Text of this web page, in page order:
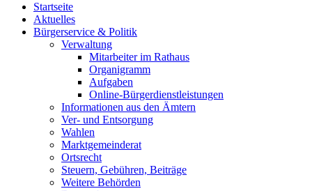
Startseite
Aktuelles
Bürgerservice & Politik
Verwaltung
Mitarbeiter im Rathaus
Organigramm
Aufgaben
Online-Bürgerdienstleistungen
Informationen aus den Ämtern
Ver- und Entsorgung
Wahlen
Marktgemeinderat
Ortsrecht
Steuern, Gebühren, Beiträge
Weitere Behörden